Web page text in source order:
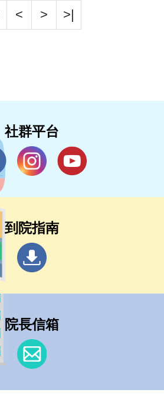
< > >|
社群平台
到院指南
院長信箱